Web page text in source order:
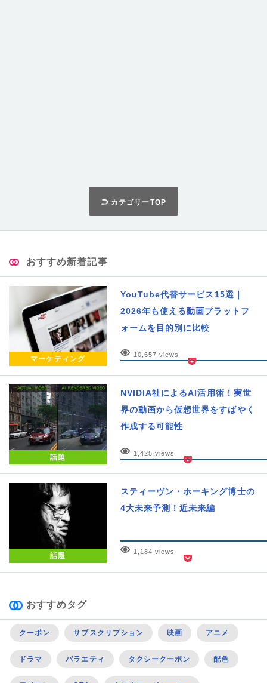
カテゴリーTOP
おすすめ新着記事
マーケティング
YouTube代替サービス15選｜
2026年も使える動画プラットフ
ォームを目的別に比較
10,657 views
話題
NVIDIA社によるAI活用術！実世
界の動画から仮想世界をすばやく
作成する可能性
1,425 views
話題
スティーヴン・ホーキング博士の
4大未来予測！近未来編
1,184 views
おすすめタグ
クーポン サブスクリプション 映画 アニメ
ドラマ バラエティ タクシークーポン 配色